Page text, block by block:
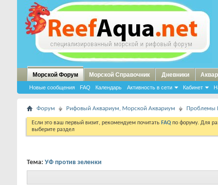
Морской Форум
Новые сообщения FAQ Календарь Активность в сети Кабинет
Морской Справочник Дневники
Форум Рифовый Аквариум, Морской Аквариум Проблемы
Если это ваш первый визит, рекомендуем почитать FAQ по форуму. Для
выберите раздел
Тема: УФ против зеленки